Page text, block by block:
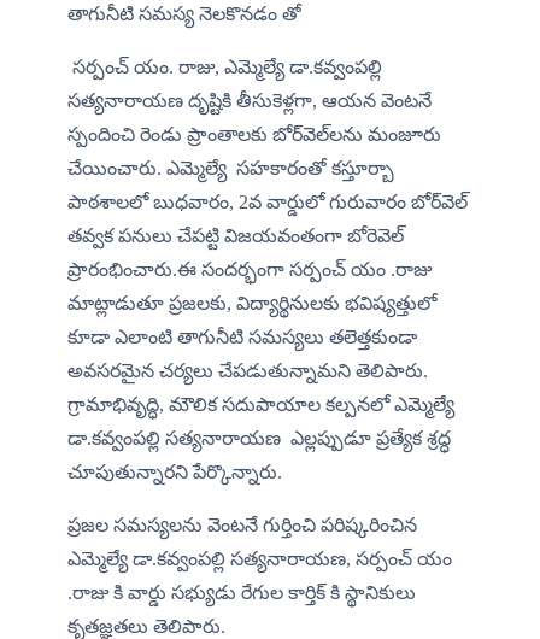
తాగునీటి సమస్య నెలకొనడం తో
సత్యనారాయణ దృష్టికి తీసుకెళ్లగా, ఆయన వెంటనే
స్పందించి రెండు ప్రాంతాలకు బోర్‌వెల్‌లను మంజూరు
చేయించారు. ఎమ్మెల్యే  సహకారంతో కస్తూర్బా
పాఠశాలలో బుధవారం, 2వ వార్డులో గురువారం బోర్‌వెల్
తవ్వక పనులు చేపట్టి విజయవంతంగా బోరెవెల్
ప్రారంభించారు.ఈ సందర్భంగా సర్పంచ్ యం .రాజు
మాట్లాడుతూ ప్రజలకు, విద్యార్థినులకు భవిష్యత్తులో
కూడా ఎలాంటి తాగునీటి సమస్యలు తలెత్తకుండా
అవసరమైన చర్యలు చేపడుతున్నామని తెలిపారు.
గ్రామాభివృద్ధి, మౌలిక సదుపాయాల కల్పనలో ఎమ్మెల్యే
డా.కవ్వంపల్లి సత్యనారాయణ  ఎల్లప్పుడూ ప్రత్యేక శ్రద్ధ
చూపుతున్నారని పేర్కొన్నారు.
ప్రజల సమస్యలను వెంటనే గుర్తించి పరిష్కరించిన
ఎమ్మెల్యే డా.కవ్వంపల్లి సత్యనారాయణ, సర్పంచ్ యం
.రాజు కి వార్డు సభ్యుడు రేగుల కార్తిక్‌ కి స్థానికులు
కృతజ్ఞతలు తెలిపారు.